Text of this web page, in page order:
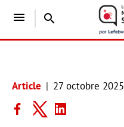
menu search
Article 27 octobre 2025